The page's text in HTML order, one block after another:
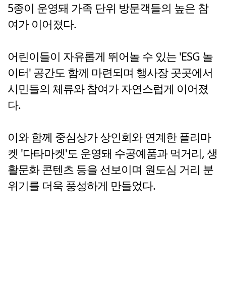
5종이 운영돼 가족 단위 방문객들의 높은 참
여가 이어졌다.
어린이들이 자유롭게 뛰어놀 수 있는 'ESG 놀
이터' 공간도 함께 마련되며 행사장 곳곳에서
시민들의 체류와 참여가 자연스럽게 이어졌
다.
이와 함께 중심상가 상인회와 연계한 플리마
켓 '다타마켓'도 운영돼 수공예품과 먹거리, 생
활문화 콘텐츠 등을 선보이며 원도심 거리 분
위기를 더욱 풍성하게 만들었다.